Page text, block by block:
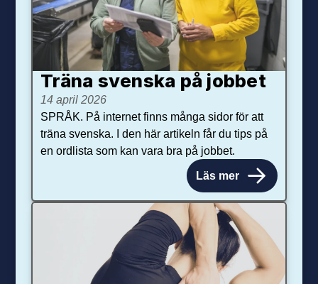
Träna svenska på jobbet
14 april 2026
SPRÅK. På internet finns många sidor för att
träna svenska. I den här artikeln får du tips på
en ordlista som kan vara bra på jobbet.
Läs mer